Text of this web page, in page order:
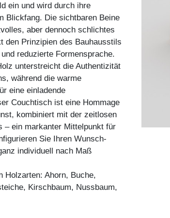
ein und wird durch ihre
Blickfang. Die sichtbaren Beine
aber dennoch schlichtes
den Prinzipien des Bauhausstils
reduzierte Formensprache.
unterstreicht die Authentizität
während die warme
eine einladende
Couchtisch ist eine Hommage
kombiniert mit der zeitlosen
– ein markanter Mittelpunkt für
Sie Ihren Wunsch-
individuell nach Maß
Holzarten: Ahorn, Buche,
Kirschbaum, Nussbaum,